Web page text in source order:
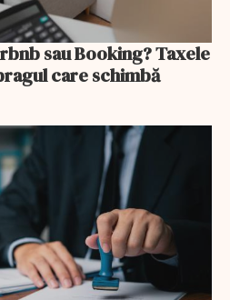
sau Booking? Taxele
care schimbă